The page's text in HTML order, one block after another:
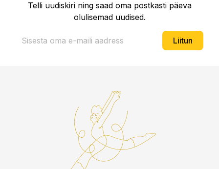
Telli uudiskiri ning saad oma postkasti päeva
olulisemad uudised.
Liitun